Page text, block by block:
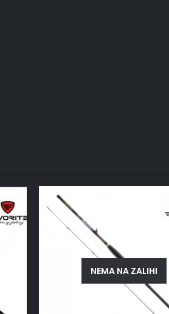
NEMA NA ZALIHI